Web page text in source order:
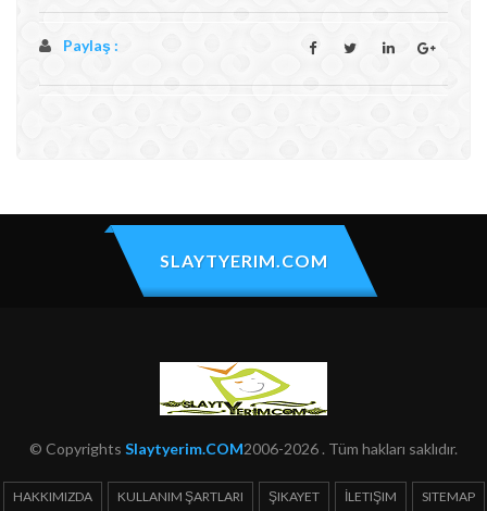
Paylaş :
SLAYTYERIM.COM
© Copyrights Slaytyerim.COM2006-2026 . Tüm hakları saklıdır.
HAKKIMIZDA KULLANIM ŞARTLARI ŞIKAYET İLETIŞIM SITEMAP